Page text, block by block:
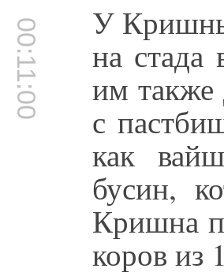
00:11:00 У
на стада
им также
с
как
бусин,
Кришна
коров из